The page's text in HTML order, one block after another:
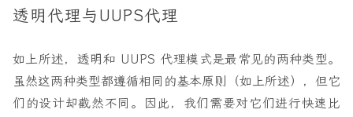
透明代理与UUPS代理
如上所述，透明和 UUPS 代理模式是最常见的两种类型。
虽然这两种类型都遵循相同的基本原则（如上所述），但它
们的设计却截然不同。因此，我们需要对它们进行快速比